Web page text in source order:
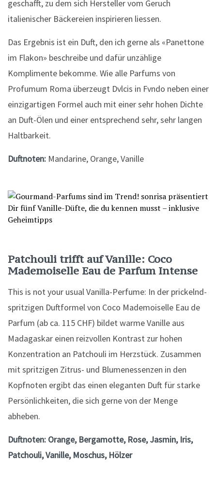
geschafft, zu dem sich Hersteller vom Geruch
italienischer Bäckereien inspirieren liessen.
Das Ergebnis ist ein Duft, den ich gerne als «Panettone
im Flakon» beschreibe und dafür unzählige
Komplimente bekomme. Wie alle Parfums von
Profumum Roma überzeugt Dvlcis in Fvndo neben einer
einzigartigen Formel auch mit einer sehr hohen Dichte
an Duft-Ölen und einer entsprechend sehr, sehr langen
Haltbarkeit.
Duftnoten: Mandarine, Orange, Vanille
Patchouli trifft auf Vanille: Coco
Mademoiselle Eau de Parfum Intense
This is not your usual Vanilla-Perfume: In der prickelnd-
spritzigen Duftformel von Coco Mademoiselle Eau de
Parfum (ab ca. 115 CHF) bildet warme Vanille aus
Madagaskar einen reizvollen Kontrast zur hohen
Konzentration an Patchouli im Herzstück. Zusammen
mit spritzigen Zitrus- und Blumenessenzen in den
Kopfnoten ergibt das einen eleganten Duft für starke
Persönlichkeiten, die sich gerne von der Menge
abheben.
Duftnoten: Orange, Bergamotte, Rose, Jasmin, Iris,
Patchouli, Vanille, Moschus, Hölzer